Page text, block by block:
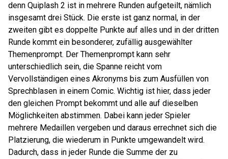
denn Quiplash 2 ist in mehrere Runden aufgeteilt, nämlich
insgesamt drei Stück. Die erste ist ganz normal, in der
zweiten gibt es doppelte Punkte auf alles und in der dritten
Runde kommt ein besonderer, zufällig ausgewählter
Themenprompt. Der Themenprompt kann sehr
unterschiedlich sein, die Spanne reicht vom
Vervollständigen eines Akronyms bis zum Ausfüllen von
Sprechblasen in einem Comic. Wichtig ist hier, dass jeder
den gleichen Prompt bekommt und alle auf dieselben
Möglichkeiten abstimmen. Dabei kann jeder Spieler
mehrere Medaillen vergeben und daraus errechnet sich die
Platzierung, die wiederum in Punkte umgewandelt wird.
Dadurch, dass in jeder Runde die Summe der zu